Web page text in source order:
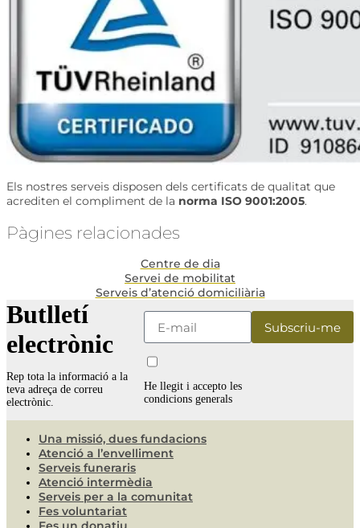
Els nostres serveis disposen dels certificats de qualitat que
acrediten el compliment de la norma ISO 9001:2005.
Pàgines relacionades
Centre de dia
Servei de mobilitat
Serveis d’atenció domiciliària
Butlletí
electrònic
Rep tota la informació a la
teva adreça de correu
electrònic.
He llegit i accepto les
condicions generals
Una missió, dues fundacions
Atenció a l’envelliment
Serveis funeraris
Atenció intermèdia
Serveis per a la comunitat
Fes voluntariat